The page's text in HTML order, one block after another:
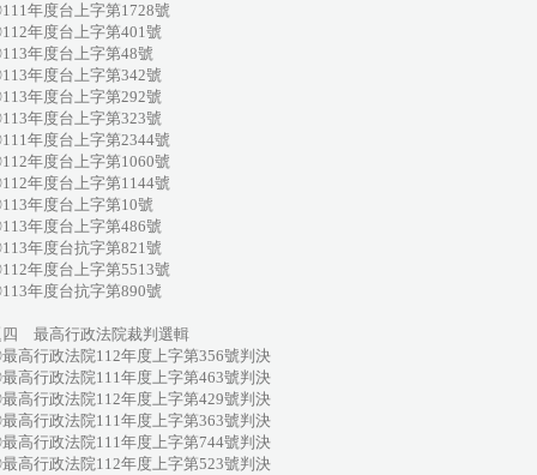
年度台上字第1728號
年度台上字第401號
年度台上字第48號
年度台上字第342號
年度台上字第292號
年度台上字第323號
年度台上字第2344號
年度台上字第1060號
年度台上字第1144號
年度台上字第10號
年度台上字第486號
年度台抗字第821號
年度台上字第5513號
年度台抗字第890號
四 最高行政法院裁判選輯
行政法院112年度上字第356號判決
行政法院111年度上字第463號判決
行政法院112年度上字第429號判決
行政法院111年度上字第363號判決
行政法院111年度上字第744號判決
行政法院112年度上字第523號判決